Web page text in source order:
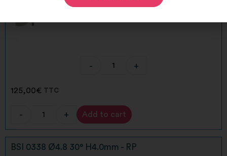
- +
125,00€ TTC
- + Add to cart
Alternative:
BSI 0338 Ø4.8 30° H4.0mm - RP